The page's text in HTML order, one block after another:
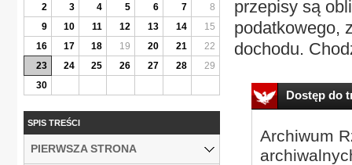
przepisy są
podatkowego,
dochodu.
Dostęp do
Archiwum
2
3 4 5 6 7
8
9
10 11 12 13 14
15
16
17 18 19 20 21
22
23
24 25 26 27 28
29
30
SPIS TREŚCI
PIERWSZA STRONA